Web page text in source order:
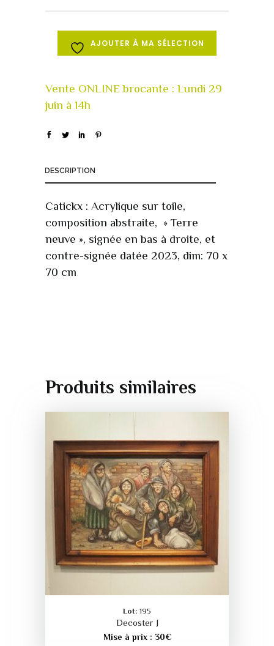
AJOUTER À MA SÉLECTION
DESCRIPTION
Catickx : Acrylique sur toile,
composition abstraite, » Terre
neuve », signée en bas à droite, et
contre-signée datée 2023, dim: 70 x
70 cm
Produits similaires
Lot: 195
Decoster J
Mise à prix : 30€